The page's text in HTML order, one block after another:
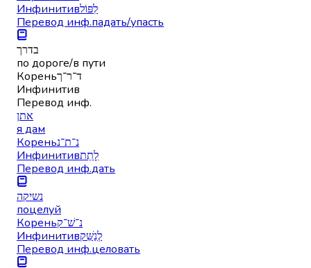
Инфинитивלִפּוֹל
Перевод инф.падать/упасть
בדרך
по дороге/в пути
Кореньד־ר־ך
Инфинитив
Перевод инф.
אתן
я дам
Кореньנ־ת־נ
Инфинитивלָתֵת
Перевод инф.дать
נשיקה
поцелуй
Кореньנ־שׁ־ק
Инфинитивלְנַשֵּׁק
Перевод инф.целовать